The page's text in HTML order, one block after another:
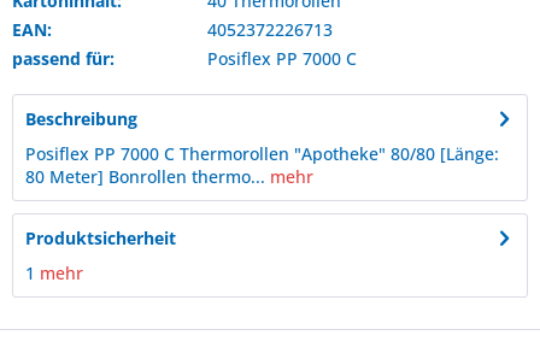
EAN:
4052372226713
passend für:
Posiflex PP 7000 C
Beschreibung
Posiflex PP 7000 C Thermorollen "Apotheke" 80/80 [Länge:
80 Meter] Bonrollen thermo... mehr
Produktsicherheit
1 mehr